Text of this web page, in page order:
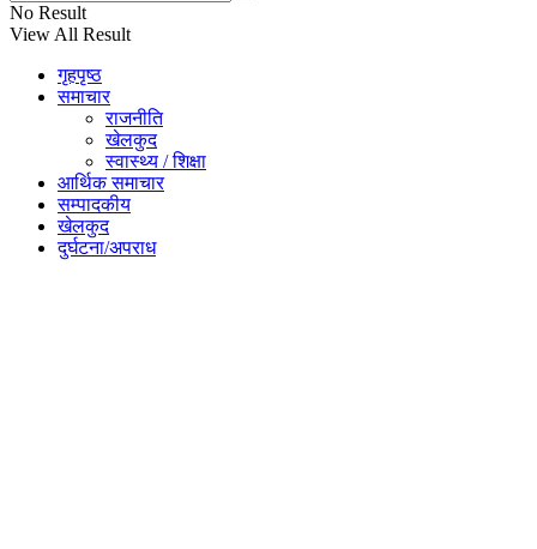
No Result
View All Result
गृहपृष्ठ
समाचार
राजनीति
खेलकुद
स्वास्थ्य / शिक्षा
आर्थिक समाचार
सम्पादकीय
खेलकुद
दुर्घटना/अपराध